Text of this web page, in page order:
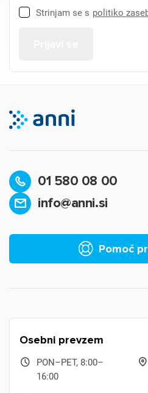
Strinjam se s politiko
01 580 08 00
info@anni.si
Pomoč
Osebni prevzem
PON–PET, 8:00–
16:00